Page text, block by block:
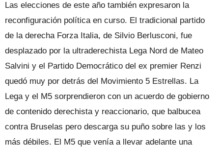
Las elecciones de este año también expresaron la
reconfiguración política en curso. El tradicional partido
de la derecha Forza Italia, de Silvio Berlusconi, fue
desplazado por la ultraderechista Lega Nord de Mateo
Salvini y el Partido Democrático del ex premier Renzi
quedó muy por detrás del Movimiento 5 Estrellas. La
Lega y el M5 sorprendieron con un acuerdo de gobierno
de contenido derechista y reaccionario, que balbucea
contra Bruselas pero descarga su puño sobre las y los
más débiles. El M5 que venía a llevar adelante una